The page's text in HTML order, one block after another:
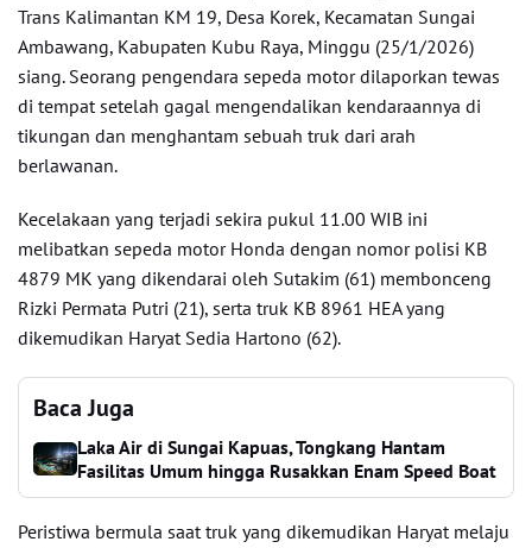
Trans Kalimantan KM 19, Desa Korek, Kecamatan Sungai
Ambawang, Kabupaten Kubu Raya, Minggu (25/1/2026)
siang. Seorang pengendara sepeda motor dilaporkan tewas
di tempat setelah gagal mengendalikan kendaraannya di
tikungan dan menghantam sebuah truk dari arah
berlawanan.
Kecelakaan yang terjadi sekira pukul 11.00 WIB ini
melibatkan sepeda motor Honda dengan nomor polisi KB
4879 MK yang dikendarai oleh Sutakim (61) membonceng
Rizki Permata Putri (21), serta truk KB 8961 HEA yang
dikemudikan Haryat Sedia Hartono (62).
Baca Juga
Laka Air di Sungai Kapuas, Tongkang Hantam
Fasilitas Umum hingga Rusakkan Enam Speed Boat
Peristiwa bermula saat truk yang dikemudikan Haryat melaju